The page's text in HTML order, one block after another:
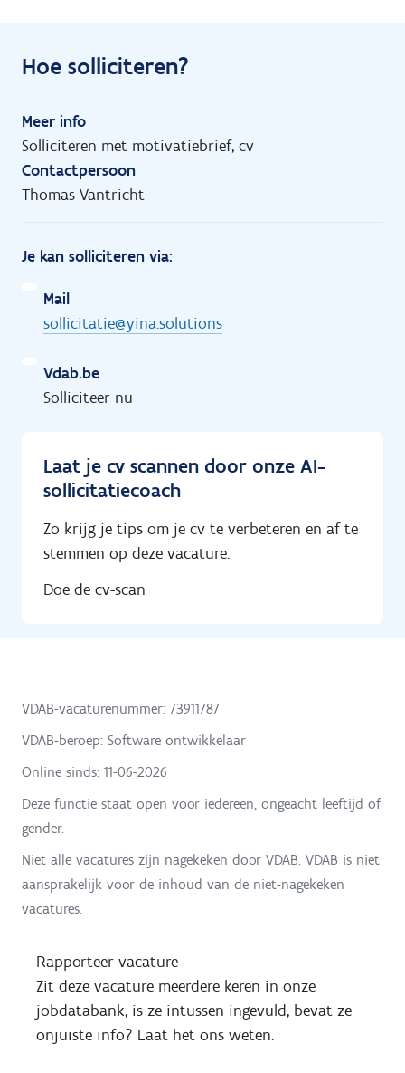
Hoe solliciteren?
Meer info
Solliciteren met motivatiebrief, cv
Contactpersoon
Thomas Vantricht
Je kan solliciteren via:
Mail
sollicitatie@yina.solutions
Vdab.be
Solliciteer nu
Laat je cv scannen door onze AI-
sollicitatiecoach
Zo krijg je tips om je cv te verbeteren en af te
stemmen op deze vacature.
Doe de cv-scan
VDAB-vacaturenummer: 73911787
VDAB-beroep: Software ontwikkelaar
Online sinds: 11-06-2026
Deze functie staat open voor iedereen, ongeacht leeftijd of
gender.
Niet alle vacatures zijn nagekeken door VDAB. VDAB is niet
aansprakelijk voor de inhoud van de niet-nagekeken
vacatures.
Rapporteer vacature
Zit deze vacature meerdere keren in onze
jobdatabank, is ze intussen ingevuld, bevat ze
onjuiste info? Laat het ons weten.